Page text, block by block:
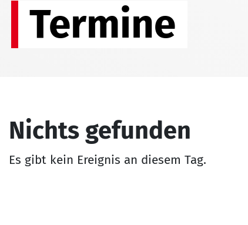
Termine
Nichts gefunden
Es gibt kein Ereignis an diesem Tag.